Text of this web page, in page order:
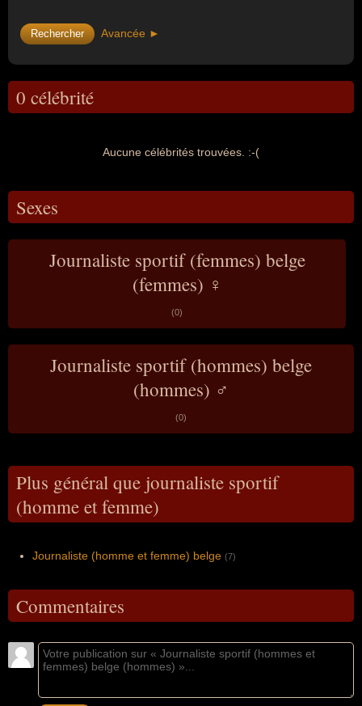
Avancée ►
0 célébrité
Aucune célébrités trouvées. :-(
Sexes
Journaliste sportif (femmes) belge
(femmes) ♀
(0)
Journaliste sportif (hommes) belge
(hommes) ♂
(0)
Plus général que journaliste sportif
(homme et femme)
Journaliste (homme et femme) belge (7)
Commentaires